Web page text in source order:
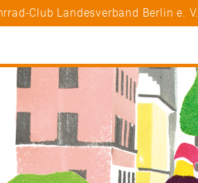
Club Landesverband Berlin e. V.